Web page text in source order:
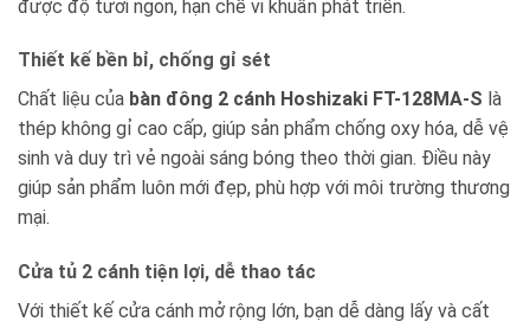
được độ tươi ngon, hạn chế vi khuẩn phát triển.
Thiết kế bền bỉ, chống gỉ sét
Chất liệu của bàn đông 2 cánh Hoshizaki FT-128MA-S là
thép không gỉ cao cấp, giúp sản phẩm chống oxy hóa, dễ vệ
sinh và duy trì vẻ ngoài sáng bóng theo thời gian. Điều này
giúp sản phẩm luôn mới đẹp, phù hợp với môi trường thương
mại.
Cửa tủ 2 cánh tiện lợi, dễ thao tác
Với thiết kế cửa cánh mở rộng lớn, bạn dễ dàng lấy và cất